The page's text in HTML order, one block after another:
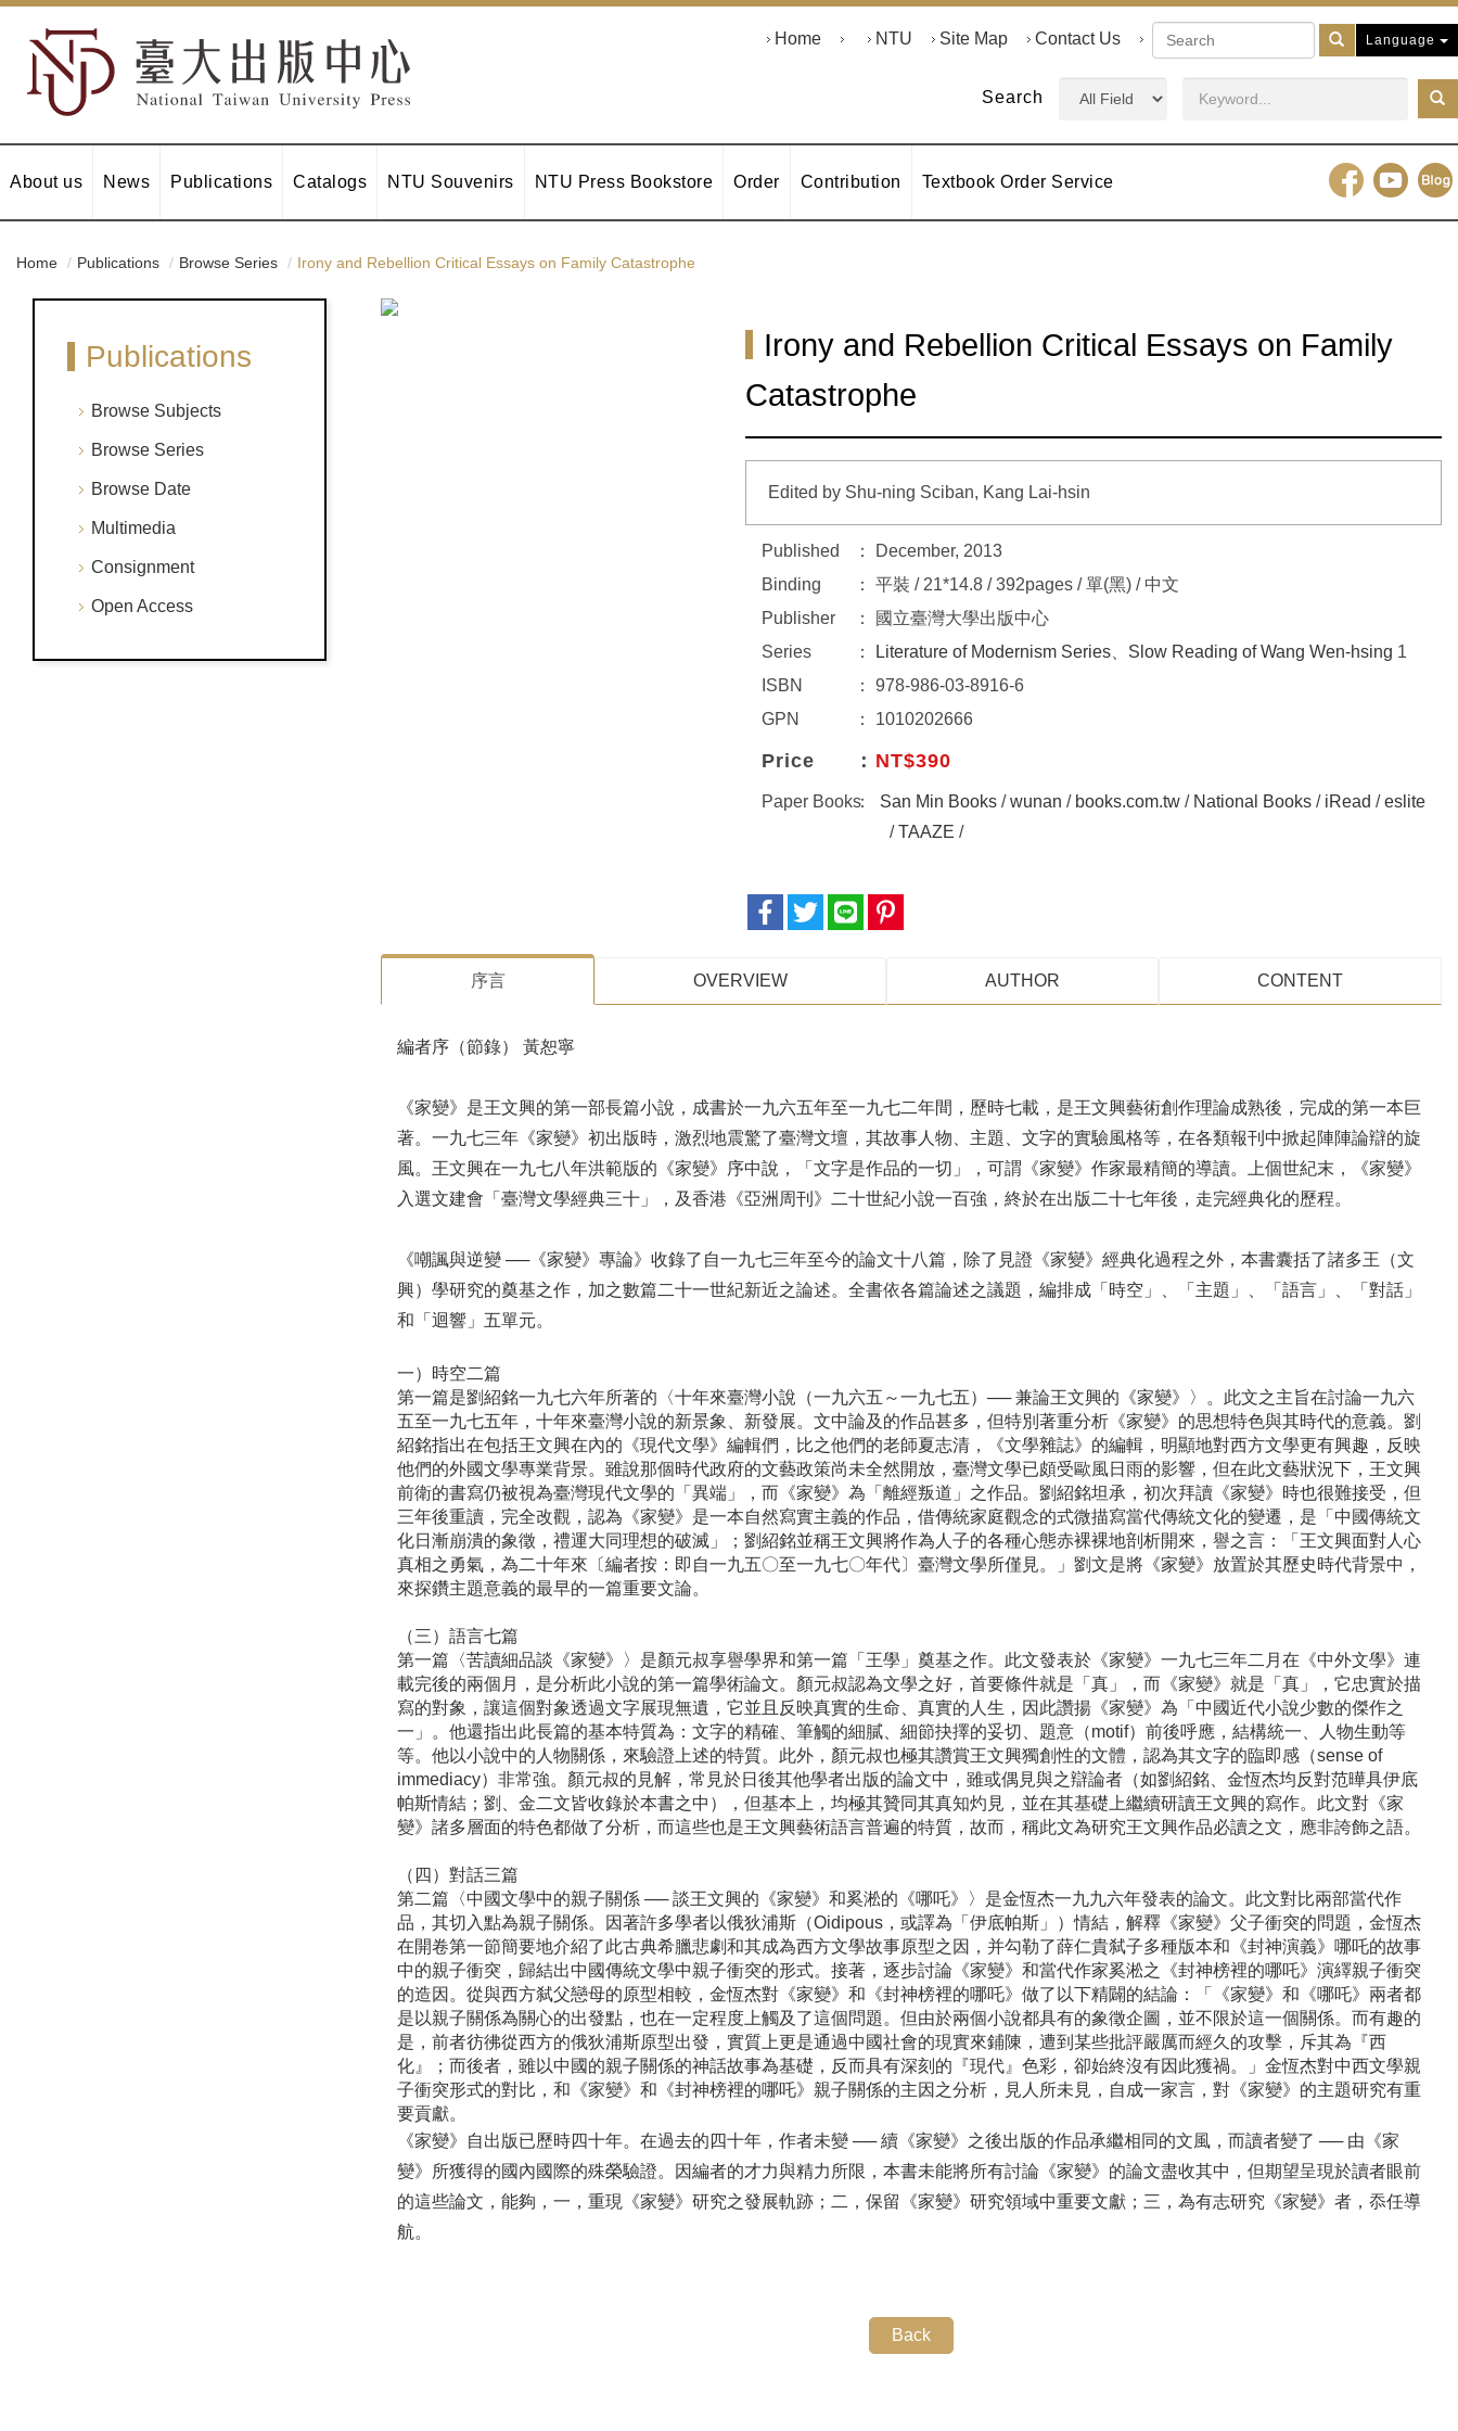
Search
Home NTU Site Map Contact Us
About us News Publications Catalogs NTU Souvenirs NTU Press Bookstore Order Contribution Textbook Order Service
Language
Home Publications Browse Series Irony and Rebellion Critical Essays on Family Catastrophe
Publications
Browse Subjects
Browse Series
Browse Date
Multimedia
Consignment
Open Access
Irony and Rebellion Critical Essays on Family
Catastrophe
Edited by Shu-ning Sciban, Kang Lai-hsin
Published
December, 2013
Binding
平裝 / 21*14.8 / 392pages / 單(黑) / 中文
Publisher
國立臺灣大學出版中心
Series
Literature of Modernism Series Slow Reading of Wang Wen-hsing 1
ISBN
978-986-03-8916-6
GPN
1010202666
Price NT$390
Paper Books San Min Books /wunan / books.com.tw / National Books / iRead /eslite
/TAAZE /
序⾔ OVERVIEW AUTHOR CONTENT
編者序（節錄） 黃恕寧
《家變》是王文興的第一部長篇小說，成書於一九六五年至一九七二年間，歷時七載，是王文興藝術創作理論成熟後，完成的第一本巨
著。一九七三年《家變》初出版時，激烈地震驚了臺灣文壇，其故事人物、主題、文字的實驗風格等，在各類報刊中掀起陣陣論辯的旋
風。王文興在一九七八年洪範版的《家變》序中說，「文字是作品的一切」，可謂《家變》作家最精簡的導讀。上個世紀末，《家變》
入選文建會「臺灣文學經典三十」，及香港《亞洲周刊》二十世紀小說一百強，終於在出版二十七年後，走完經典化的歷程。
《嘲諷與逆變 ──《家變》專論》收錄了自一九七三年至今的論文十八篇，除了見證《家變》經典化過程之外，本書囊括了諸多王（文
興）學研究的奠基之作，加之數篇二十一世紀新近之論述。全書依各篇論述之議題，編排成「時空」、「主題」、「語言」、「對話」
和「迴響」五單元。
一）時空二篇
第一篇是劉紹銘一九七六年所著的〈十年來臺灣小說（一九六五～一九七五）── 兼論王文興的《家變》〉。此文之主旨在討論一九六
五至一九七五年，十年來臺灣小說的新景象、新發展。文中論及的作品甚多，但特別著重分析《家變》的思想特色與其時代的意義。劉
紹銘指出在包括王文興在內的《現代文學》編輯們，比之他們的老師夏志清，《文學雜誌》的編輯，明顯地對西方文學更有興趣，反映
他們的外國文學專業背景。雖說那個時代政府的文藝政策尚未全然開放，臺灣文學已頗受歐風日雨的影響，但在此文藝狀況下，王文興
前衛的書寫仍被視為臺灣現代文學的「異端」，而《家變》為「離經叛道」之作品。劉紹銘坦承，初次拜讀《家變》時也很難接受，但
三年後重讀，完全改觀，認為《家變》是一本自然寫實主義的作品，借傳統家庭觀念的式微描寫當代傳統文化的變遷，是「中國傳統文
化日漸崩潰的象徵，禮運大同理想的破滅」；劉紹銘並稱王文興將作為人子的各種心態赤裸裸地剖析開來，譽之言：「王文興面對人心
真相之勇氣，為二十年來〔編者按：即自一九五〇至一九七〇年代〕臺灣文學所僅見。」劉文是將《家變》放置於其歷史時代背景中，
來探鑽主題意義的最早的一篇重要文論。
（三）語言七篇
第一篇〈苦讀細品談《家變》〉是顏元叔享譽學界和第一篇「王學」奠基之作。此文發表於《家變》一九七三年二月在《中外文學》連
載完後的兩個月，是分析此小說的第一篇學術論文。顏元叔認為文學之好，首要條件就是「真」，而《家變》就是「真」，它忠實於描
寫的對象，讓這個對象透過文字展現無遺，它並且反映真實的生命、真實的人生，因此讚揚《家變》為「中國近代小說少數的傑作之
一」。他還指出此長篇的基本特質為：文字的精確、筆觸的細膩、細節抉擇的妥切、題意（motif）前後呼應，結構統一、人物生動等
等。他以小說中的人物關係，來驗證上述的特質。此外，顏元叔也極其讚賞王文興獨創性的文體，認為其文字的臨即感（sense of
immediacy）非常強。顏元叔的見解，常見於日後其他學者出版的論文中，雖或偶見與之辯論者（如劉紹銘、金恆杰均反對范曄具伊底
帕斯情結；劉、金二文皆收錄於本書之中），但基本上，均極其贊同其真知灼見，並在其基礎上繼續研讀王文興的寫作。此文對《家
變》諸多層面的特色都做了分析，而這些也是王文興藝術語言普遍的特質，故而，稱此文為研究王文興作品必讀之文，應非誇飾之語。
（四）對話三篇
第二篇〈中國文學中的親子關係 ── 談王文興的《家變》和奚淞的《哪吒》〉是金恆杰一九九六年發表的論文。此文對比兩部當代作
品，其切入點為親子關係。因著許多學者以俄狄浦斯（Oidipous，或譯為「伊底帕斯」）情結，解釋《家變》父子衝突的問題，金恆杰
在開卷第一節簡要地介紹了此古典希臘悲劇和其成為西方文學故事原型之因，并勾勒了薛仁貴弑子多種版本和《封神演義》哪吒的故事
中的親子衝突，歸結出中國傳統文學中親子衝突的形式。接著，逐步討論《家變》和當代作家奚淞之《封神榜裡的哪吒》演繹親子衝突
的造因。從與西方弑父戀母的原型相較，金恆杰對《家變》和《封神榜裡的哪吒》做了以下精闢的結論：「《家變》和《哪吒》兩者都
是以親子關係為關心的出發點，也在一定程度上觸及了這個問題。但由於兩個小說都具有的象徵企圖，並不限於這一個關係。而有趣的
是，前者彷彿從西方的俄狄浦斯原型出發，實質上更是通過中國社會的現實來鋪陳，遭到某些批評嚴厲而經久的攻擊，斥其為『西
化』；而後者，雖以中國的親子關係的神話故事為基礎，反而具有深刻的『現代』色彩，卻始終沒有因此獲禍。」金恆杰對中西文學親
子衝突形式的對比，和《家變》和《封神榜裡的哪吒》親子關係的主因之分析，見人所未見，自成一家言，對《家變》的主題研究有重
要貢獻。
《家變》自出版已歷時四十年。在過去的四十年，作者未變 ── 續《家變》之後出版的作品承繼相同的文風，而讀者變了 ── 由《家
變》所獲得的國內國際的殊榮驗證。因編者的才力與精力所限，本書未能將所有討論《家變》的論文盡收其中，但期望呈現於讀者眼前
的這些論文，能夠，一，重現《家變》研究之發展軌跡；二，保留《家變》研究領域中重要文獻；三，為有志研究《家變》者，忝任導
航。
Back